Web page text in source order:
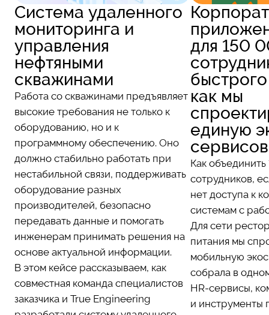
Система удаленного
мониторинга и
управления
нефтяными
скважинами
Работа со скважинами предъявляет
высокие требования не только к
оборудованию, но и к
программному обеспечению. Оно
должно стабильно работать при
нестабильной связи, поддерживать
оборудование разных
производителей, безопасно
передавать данные и помогать
инженерам принимать решения на
основе актуальной информации.
В этом кейсе рассказываем, как
совместная команда специалистов
заказчика и True Engineering
для 150
как мы
единую
сервисов
Как
сотрудников,
нет доступа к
системам с
Для сети
питания мы
мобильную
собрала в
HR-сервисы,
и инструменты